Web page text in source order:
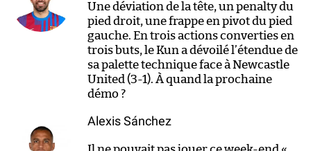
Une déviation de la tête, un penalty du
pied droit, une frappe en pivot du pied
gauche. En trois actions converties en
trois buts, le Kun a dévoilé l’étendue de
sa palette technique face à Newcastle
United (3-1). À quand la prochaine
démo ?
Alexis Sánchez